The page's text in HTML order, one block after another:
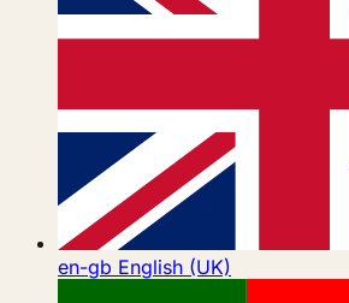
en-gb English (UK)